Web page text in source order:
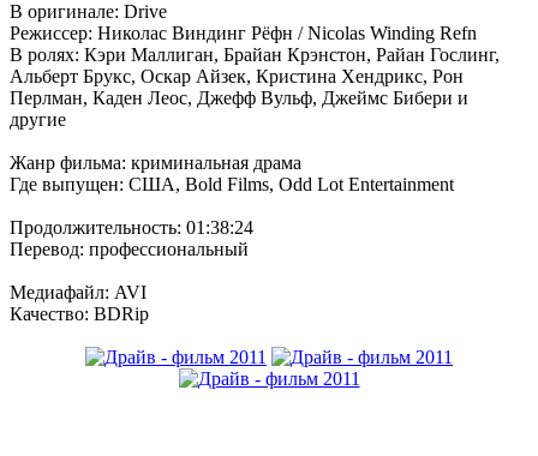
В оригинале: Drive
Режиссер: Николас Виндинг Рёфн / Nicolas Winding Refn
В ролях: Кэри Маллиган, Брайан Крэнстон, Райан Гослинг,
Альберт Брукс, Оскар Айзек, Кристина Хендрикс, Рон
Перлман, Каден Леос, Джефф Вульф, Джеймс Бибери и
другие
Жанр фильма: криминальная драма
Где выпущен: США, Bold Films, Odd Lot Entertainment
Продолжительность: 01:38:24
Перевод: профессиональный
Медиафайл: AVI
Качество: BDRip